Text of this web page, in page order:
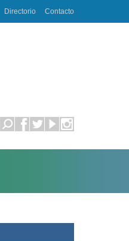
Directorio Contacto